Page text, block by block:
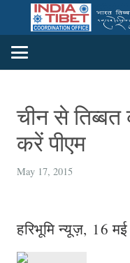
चीन से तिब्बत
करें पीएम
May 17, 2015
हरिभूमि न्यूज़, 16